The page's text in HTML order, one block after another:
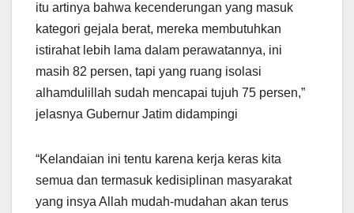
itu artinya bahwa kecenderungan yang masuk
kategori gejala berat, mereka membutuhkan
istirahat lebih lama dalam perawatannya, ini
masih 82 persen, tapi yang ruang isolasi
alhamdulillah sudah mencapai tujuh 75 persen,”
jelasnya Gubernur Jatim didampingi
“Kelandaian ini tentu karena kerja keras kita
semua dan termasuk kedisiplinan masyarakat
yang insya Allah mudah-mudahan akan terus